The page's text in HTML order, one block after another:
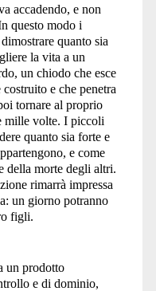
accadendo, e non
questo modo i
quanto sia
la vita a un
un chiodo che esce
e che penetra
tornare al proprio
mille volte. I piccoli
quanto sia forte e
e come
della morte degli altri.
rimarrà impressa
un giorno potranno
figli.
un prodotto
e di dominio,